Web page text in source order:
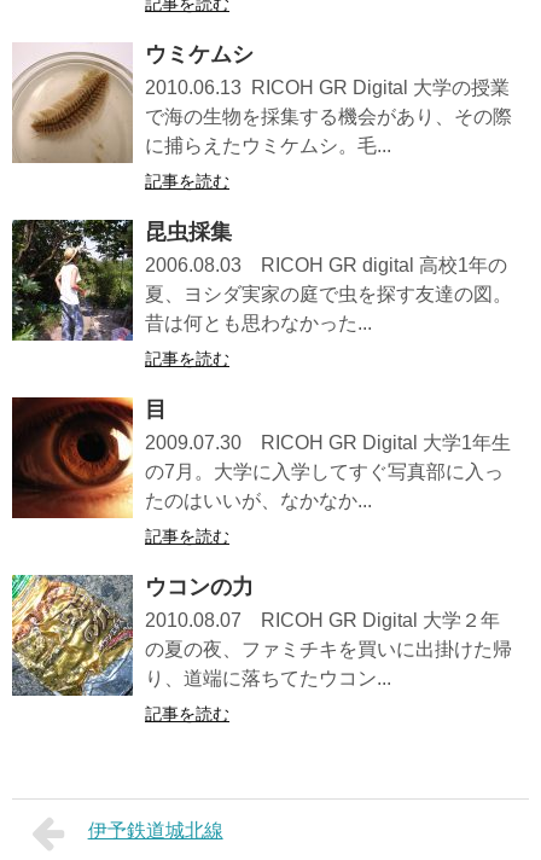
記事を読む
ウミケムシ
2010.06.13 RICOH GR Digital 大学の授業
で海の生物を採集する機会があり、その際
に捕らえたウミケムシ。毛...
記事を読む
昆虫採集
2006.08.03 RICOH GR digital 高校1年の
夏、ヨシダ実家の庭で虫を探す友達の図。
昔は何とも思わなかった...
記事を読む
目
2009.07.30 RICOH GR Digital 大学1年生
の7月。大学に入学してすぐ写真部に入っ
たのはいいが、なかなか...
記事を読む
ウコンの力
2010.08.07 RICOH GR Digital 大学２年
の夏の夜、ファミチキを買いに出掛けた帰
り、道端に落ちてたウコン...
記事を読む
伊予鉄道城北線